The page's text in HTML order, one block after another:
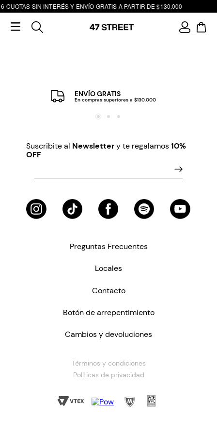
6 CUOTAS SIN INTERÉS Y ENVÍO GRATIS A PARTIR DE $130.000
ENVÍO GRATIS
En compras superiores a $130.000
Suscribite al Newslettery te regalamos10%
OFF
Preguntas Frecuentes
Locales
Contacto
Botón de arrepentimiento
Cambios y devoluciones
Términos y condiciones
Políticas de privacidad